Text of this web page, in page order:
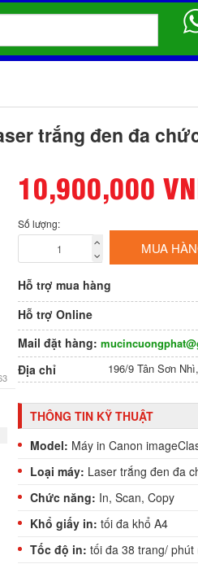
trắng đen đa
10,900,000
Số lượng:
MUA
Hỗ trợ mua hàng
Hỗ trợ Online
Mail đặt hàng:
Địa chỉ
196/9 Tân Sơn
THÔNG TIN KỸ THUẬT
Model: Máy in Canon
Loại máy: Laser trắng đen đa
Chức năng: In, Scan, Copy
Khổ giấy in: tối đa khổ A4
Tốc độ in: tối đa 38 trang/ phút